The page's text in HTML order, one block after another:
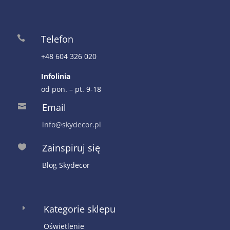
 Telefon
+48 604 326 020
Infolinia
od pon. – pt. 9-18
 Email
info@skydecor.pl
 Zainspiruj się
Blog Skydecor
E Kategorie sklepu
Oświetlenie